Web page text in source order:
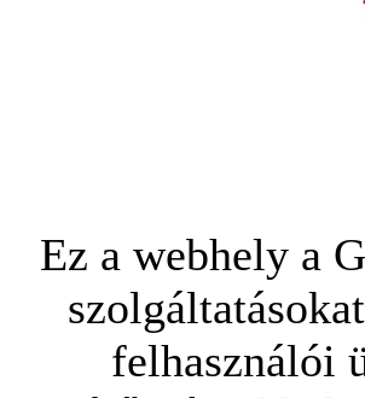
Ez a webhely a
felhasználói